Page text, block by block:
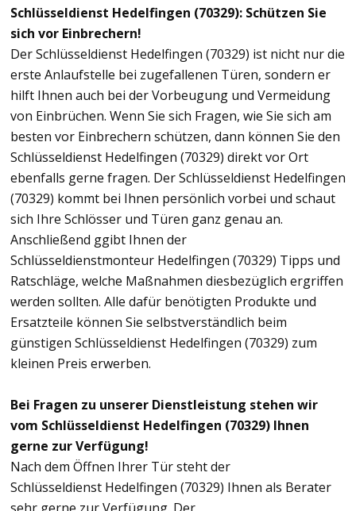
Schlüsseldienst Hedelfingen (70329): Schützen Sie
sich vor Einbrechern!
Der Schlüsseldienst Hedelfingen (70329) ist nicht nur die
erste Anlaufstelle bei zugefallenen Türen, sondern er
hilft Ihnen auch bei der Vorbeugung und Vermeidung
von Einbrüchen. Wenn Sie sich Fragen, wie Sie sich am
besten vor Einbrechern schützen, dann können Sie den
Schlüsseldienst Hedelfingen (70329) direkt vor Ort
ebenfalls gerne fragen. Der Schlüsseldienst Hedelfingen
(70329) kommt bei Ihnen persönlich vorbei und schaut
sich Ihre Schlösser und Türen ganz genau an.
Anschließend ggibt Ihnen der
Schlüsseldienstmonteur Hedelfingen (70329) Tipps und
Ratschläge, welche Maßnahmen diesbezüglich ergriffen
werden sollten. Alle dafür benötigten Produkte und
Ersatzteile können Sie selbstverständlich beim
günstigen Schlüsseldienst Hedelfingen (70329) zum
kleinen Preis erwerben.
Bei Fragen zu unserer Dienstleistung stehen wir
vom Schlüsseldienst Hedelfingen (70329) Ihnen
gerne zur Verfügung!
Nach dem Öffnen Ihrer Tür steht der
Schlüsseldienst Hedelfingen (70329) Ihnen als Berater